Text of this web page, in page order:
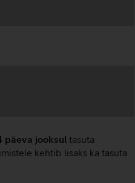
päeva jooksul tasuta
kehtib lisaks ka tasuta